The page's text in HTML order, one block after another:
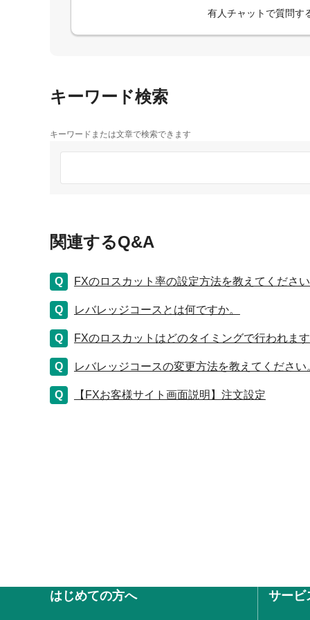
有人チャットで質問す
キーワード検索
キーワードまたは文章で検索できます
関連するQ&A
FXのロスカット率の設定方法を教えてください
レバレッジコースとは何ですか。
FXのロスカットはどのタイミングで行われます
レバレッジコースの変更方法を教えてください
【FXお客様サイト画面説明】注文設定
はじめての方へ サービ